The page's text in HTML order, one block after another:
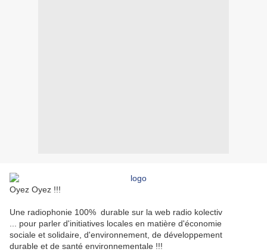
Oyez Oyez !!!
Une radiophonie 100% durable sur la web radio kolectiv
... pour parler d'initiatives locales en matière d'économie
sociale et solidaire, d'environnement, de développement
durable et de santé environnementale !!!